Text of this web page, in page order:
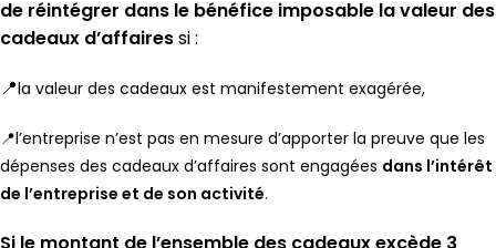
de réintégrer dans le bénéfice imposable la valeur des
cadeaux d’affairessi :
📍la valeur des cadeaux est manifestement exagérée,
📍l’entreprise n’est pas en mesure d’apporter la preuve que les
dépenses des cadeaux d’affaires sont engagées dans l’intérêt
de l’entreprise et de son activité.
Si le montant de l’ensemble des cadeaux excède 3